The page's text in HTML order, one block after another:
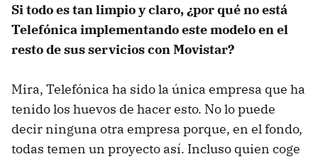
Si todo es tan limpio y claro, ¿por qué no está
Telefónica implementando este modelo en el
resto de sus servicios con Movistar?
Mira, Telefónica ha sido la única empresa que ha
tenido los huevos de hacer esto. No lo puede
decir ninguna otra empresa porque, en el fondo,
todas temen un proyecto así. Incluso quien coge